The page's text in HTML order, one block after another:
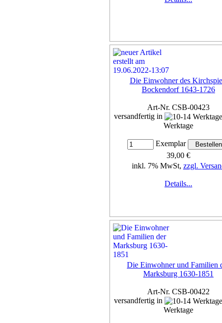
Die Einwohner des
Bockendorf 1643-1726
Art-Nr. CSB-00423
versandfertig in
Werktage
Exemplar
39,00 €
inkl. 7% MwSt, zzgl.
Details...
Die Einwohner und Familien
Marksburg 1630-1851
Art-Nr. CSB-00422
versandfertig in
Werktage